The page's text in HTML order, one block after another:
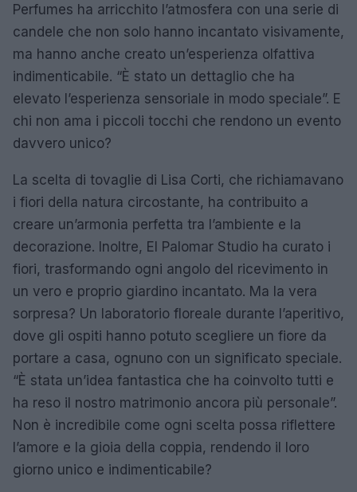
Perfumes ha arricchito l’atmosfera con una serie di
candele che non solo hanno incantato visivamente,
ma hanno anche creato un’esperienza olfattiva
indimenticabile. “È stato un dettaglio che ha
elevato l’esperienza sensoriale in modo speciale”. E
chi non ama i piccoli tocchi che rendono un evento
davvero unico?
La scelta di tovaglie di Lisa Corti, che richiamavano
i fiori della natura circostante, ha contribuito a
creare un’armonia perfetta tra l’ambiente e la
decorazione. Inoltre, El Palomar Studio ha curato i
fiori, trasformando ogni angolo del ricevimento in
un vero e proprio giardino incantato. Ma la vera
sorpresa? Un laboratorio floreale durante l’aperitivo,
dove gli ospiti hanno potuto scegliere un fiore da
portare a casa, ognuno con un significato speciale.
“È stata un’idea fantastica che ha coinvolto tutti e
ha reso il nostro matrimonio ancora più personale”.
Non è incredibile come ogni scelta possa riflettere
l’amore e la gioia della coppia, rendendo il loro
giorno unico e indimenticabile?